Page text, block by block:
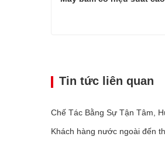
Tin tức liên quan